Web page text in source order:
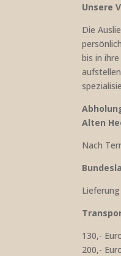
Unsere
Die
bis in
Alten
Nach
130,-
200,-